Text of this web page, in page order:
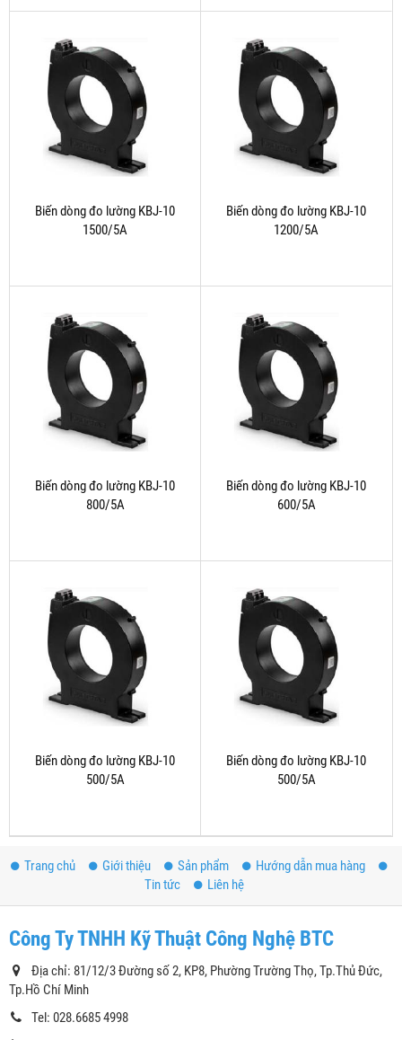
Biến dòng đo lường KBJ-10
1500/5A
Biến dòng đo lường KBJ-10
1200/5A
Biến dòng đo lường KBJ-10
800/5A
Biến dòng đo lường KBJ-10
600/5A
Biến dòng đo lường KBJ-10
500/5A
Biến dòng đo lường KBJ-10
500/5A
Trang chủ Giới thiệu Sản phẩm
Hướng dẫn mua hàng
Tin tức
Liên hệ
Công Ty TNHH Kỹ Thuật Công Nghệ BTC
Địa chỉ: 81/12/3 Đường số 2, KP8, Phường Trường Thọ, Tp.Thủ Đức,
Tp.Hồ Chí Minh
Tel: 028.6685 4998